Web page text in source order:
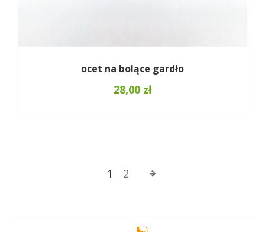
ocet na bolące gardło
28,00 zł
1 2